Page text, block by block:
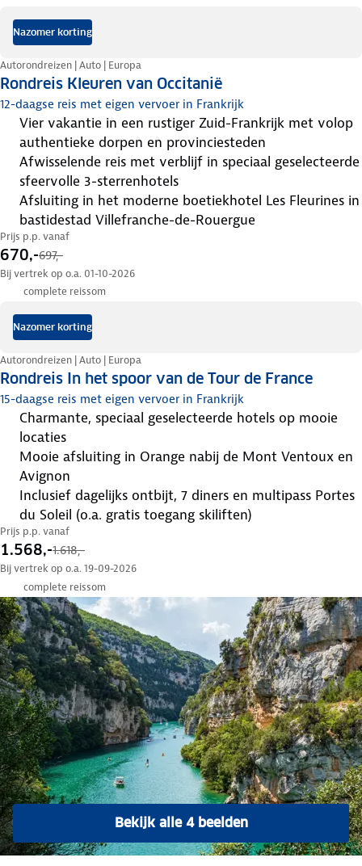
Nazomer korting
Rondreis Kleuren van Occitanië
Autorondreizen | Auto | Europa
12-daagse reis met eigen vervoer in Frankrijk
vier vakantie in een rustiger Zuid-Frankrijk met volop
authentieke dorpen en provinciesteden
afwisselende reis met verblijf in speciaal geselecteerde
sfeervolle 3-sterrenhotels
afsluiting in het moderne boetiekhotel Les Fleurines in
bastidestad Villefranche-de-Rouergue
Prijs p.p. vanaf
670,-697,-
Bij vertrek op o.a. 01-10-2026
complete reissom
Nazomer korting
Rondreis In het spoor van de Tour de France
Autorondreizen | Auto | Europa
15-daagse reis met eigen vervoer in Frankrijk
charmante, speciaal geselecteerde hotels op mooie
locaties
mooie afsluiting in Orange nabij de Mont Ventoux en
Avignon
inclusief dagelijks ontbijt, 7 diners en multipass Portes
du Soleil (o.a. gratis toegang skiliften)
Prijs p.p. vanaf
1.568,-1.618,-
Bij vertrek op o.a. 19-09-2026
complete reissom
Bekijk alle 4 beelden